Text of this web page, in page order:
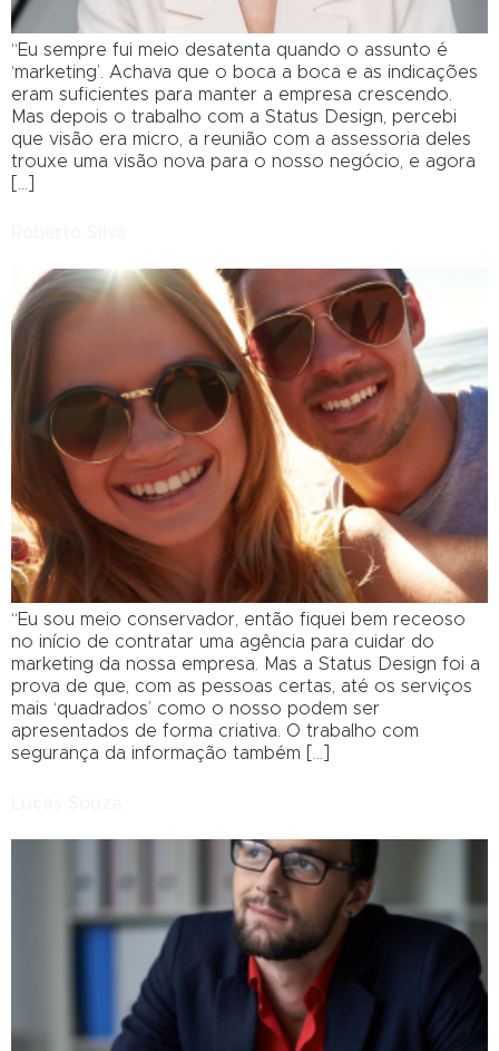
“Eu sempre fui meio desatenta quando o assunto é
‘marketing’. Achava que o boca a boca e as indicações
eram suficientes para manter a empresa crescendo.
Mas depois o trabalho com a Status Design, percebi
que visão era micro, a reunião com a assessoria deles
trouxe uma visão nova para o nosso negócio, e agora
“Eu sou meio conservador, então fiquei bem receoso
no início de contratar uma agência para cuidar do
marketing da nossa empresa. Mas a Status Design foi a
prova de que, com as pessoas certas, até os serviços
mais ‘quadrados’ como o nosso podem ser
apresentados de forma criativa. O trabalho com
segurança da informação também […]